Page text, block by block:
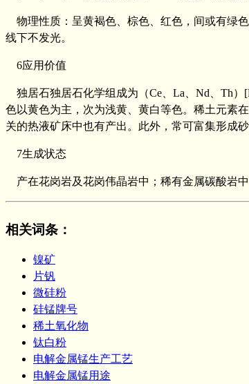
物理性质：呈黄褐色、棕色、红色，间或有绿
线下不发光。
6应用价值
独居石独居石化学组成为（Ce、La、Nd、Th
色以黄色为主，次为浅黄、黄白等色。稀土元素
关的热液矿床中也有产出。此外，常可富集形成
7生成状态
产在花岗岩及花岗伟晶岩中；稀有金属碳酸岩
相关词条 ：
镍矿
片钒
微硅粉
硅锰牌号
稀土氧化物
钛白粉
电解金属锰生产工艺
电解金属锰用途